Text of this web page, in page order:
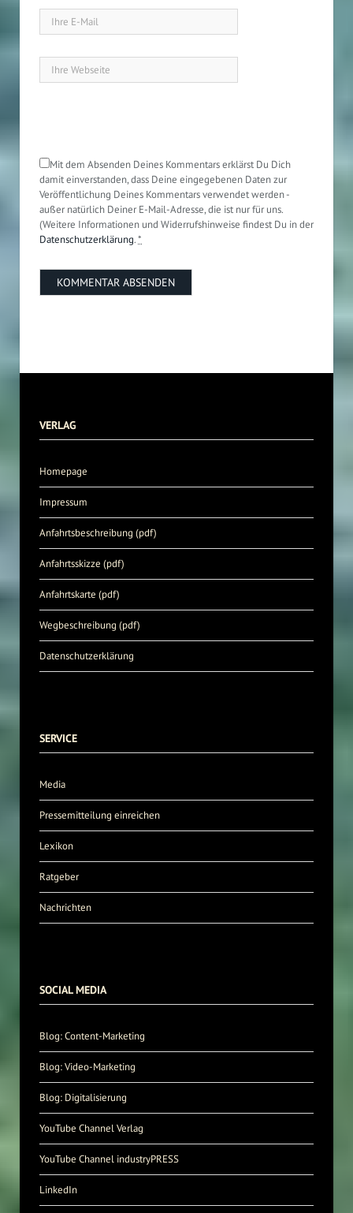
Mit dem Absenden Deines Kommentars erklärst Du Dich
damit einverstanden, dass Deine eingegebenen Daten zur
Veröffentlichung Deines Kommentars verwendet werden -
außer natürlich Deiner E-Mail-Adresse, die ist nur für uns.
(Weitere Informationen und Widerrufshinweise findest Du in der
Datenschutzerklärung.*
VERLAG
Homepage
Impressum
Anfahrtsbeschreibung (pdf)
Anfahrtsskizze (pdf)
Anfahrtskarte (pdf)
Wegbeschreibung (pdf)
Datenschutzerklärung
SERVICE
Media
Pressemitteilung einreichen
Lexikon
Ratgeber
Nachrichten
SOCIAL MEDIA
Blog: Content-Marketing
Blog: Video-Marketing
Blog: Digitalisierung
YouTube Channel Verlag
YouTube Channel industryPRESS
LinkedIn